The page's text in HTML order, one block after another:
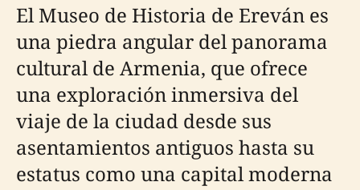
El Museo de Historia de Ereván es
una piedra angular del panorama
cultural de Armenia, que ofrece
una exploración inmersiva del
viaje de la ciudad desde sus
asentamientos antiguos hasta su
estatus como una capital moderna